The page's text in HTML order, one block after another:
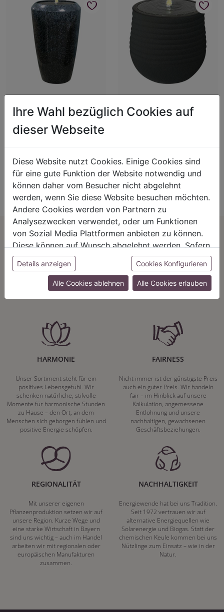
Watergrey
Art.-Nr.: 3130800
B:44.5cm H:70cm
einloggen!
Art.-Nr.: 1926000
einloggen!
Herzenssache:
HARMONIE
Unser Sortiment steht für ein
positives Lebensgefühl. Wir
schenken natürliche, stilvolle
Momente für harmonische Stunden
zu Hause – den Ort, an dem
Menschen sich geborgen fühlen und
positive Energie schöpfen.
FAIRNESS
Nicht immer ist der günstigste Preis
auch ein guter Preis. Wir handeln
fair – im Hinblick auf unsere
Kalkulation, angemessene
Entlohnung und unsere
nachhaltigen, gewachsenen
Geschäftsbeziehungen.
REGIONALITÄT
Mit unserer eigenen
Pflanzenproduktion setzen wir auf
unsere Region. Kurze Wege und
eine starke Wirtschaft in Bayern
sind uns wichtig – auch im Handel
arbeiten wir mit regionalen oder
europäischen Manufakturen
zusammen.
NACHHALTIGKEIT
Energiewende hat bei uns Tradition.
Seit 1972 vertrauen wir auf
alternative Energiequellen wie
Solarenergie und Biogas. Statt der
chemischen Keule kommen bei uns
Nützlinge zum Einsatz – wie in der
Natur.
Ihre Wahl bezüglich Cookies auf
dieser Webseite
Diese Website nutzt Cookies. Einige Cookies sind
für eine gute Funktion der Website notwendig und
können daher vom Besucher nicht abgelehnt
werden, wenn Sie diese Website besuchen möchten.
Andere Cookies werden von Partnern zu
Analysezwecken verwendet, oder um Funktionen
von Sozial Media Plattformen anbieten zu können.
Diese können auf Wunsch abgelehnt werden. Sofern
sie unsere Webseite weiter nutzen, geben Sie
Einwilligung zu unseren Cookies.
Details anzeigen Cookies Konfigurieren
Alle Cookies ablehnen Alle Cookies erlauben